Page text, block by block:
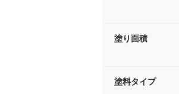
塗り面積
塗料タイプ